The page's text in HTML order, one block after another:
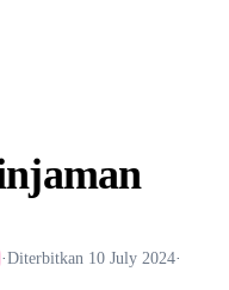
·Diterbitkan 10 July 2024·